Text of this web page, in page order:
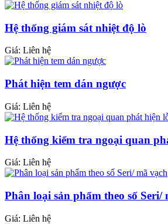
Hệ thống giám sát nhiệt độ lò
Giá: Liên hệ
Phát hiện tem dán ngược
Giá: Liên hệ
Hệ thống kiểm tra ngoại quan
Giá: Liên hệ
Phân loại sản phẩm theo số Seri/
Giá: Liên hệ